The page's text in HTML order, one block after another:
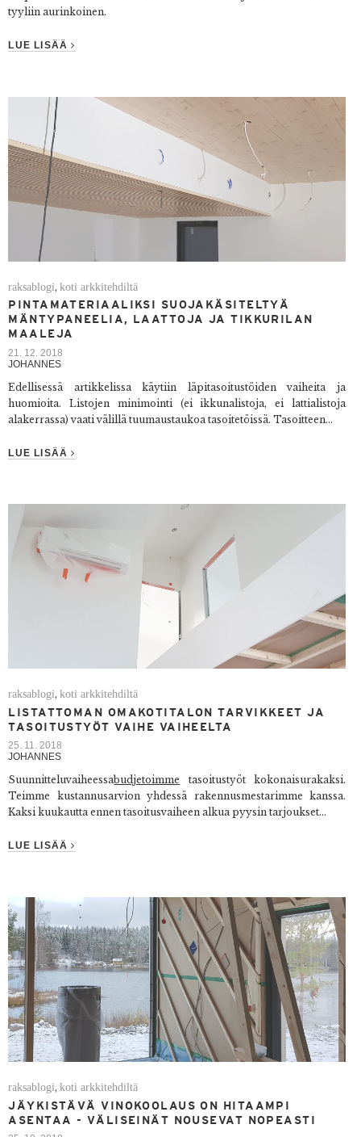
tyyliin aurinkoinen.
LUE LISÄÄ
raksablogi,koti arkkitehdiltä
PINTAMATERIAALIKSI SUOJAKÄSITELTYÄ
MÄNTYPANEELIA, LAATTOJA JA TIKKURILAN
MAALEJA
21. 12. 2018
JOHANNES
Edellisessä artikkelissa käytiin läpitasoitustöiden vaiheita ja
huomioita.
Listojen minimointi (ei ikkunalistoja, ei lattialistoja
alakerrassa) vaati välillä tuumaustaukoa tasoitetöissä. Tasoitteen...
LUE LISÄÄ
raksablogi,koti arkkitehdiltä
LISTATTOMAN OMAKOTITALON TARVIKKEET JA
TASOITUSTYÖT VAIHE VAIHEELTA
25. 11. 2018
JOHANNES
Suunnitteluvaiheessabudjetoimme
tasoitustyöt kokonaisurakaksi.
Teimme kustannusarvion yhdessä rakennusmestarimme kanssa.
Kaksi kuukautta ennen tasoitusvaiheen alkua pyysin tarjoukset...
LUE LISÄÄ
raksablogi,koti arkkitehdiltä
JÄYKISTÄVÄ VINOKOOLAUS ON HITAAMPI
ASENTAA - VÄLISEINÄT NOUSEVAT NOPEASTI